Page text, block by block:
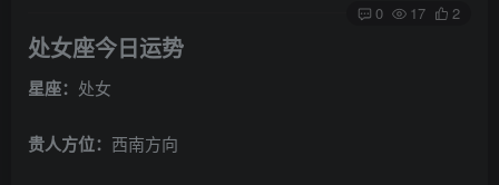
0 17 2
处女座今日运势
星座： 处女
贵人方位： 西南方向